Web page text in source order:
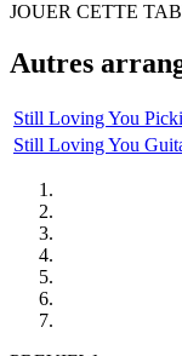
JOUER CETTE
Autres
Still Loving You
Still Loving You